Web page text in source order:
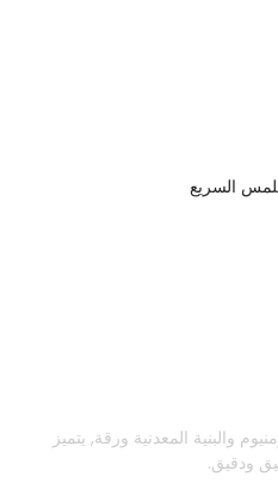
السريع
والبنية المعدنية ورقة, يتميز
ودقيق.